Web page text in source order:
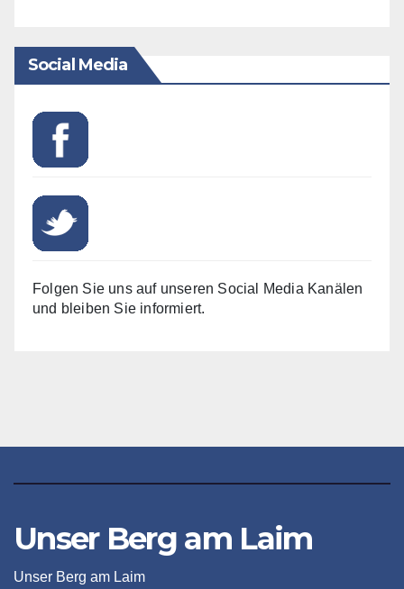
Social Media
Folgen Sie uns auf unseren Social Media Kanälen
und bleiben Sie informiert.
Unser Berg am Laim
Unser Berg am Laim